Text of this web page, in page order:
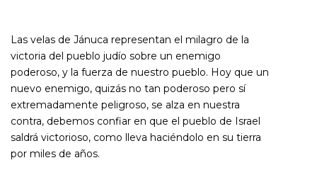
Las velas de Jánuca representan el milagro de la
victoria del pueblo judío sobre un enemigo
poderoso, y la fuerza de nuestro pueblo. Hoy que un
nuevo enemigo, quizás no tan poderoso pero sí
extremadamente peligroso, se alza en nuestra
contra, debemos confiar en que el pueblo de Israel
saldrá victorioso, como lleva haciéndolo en su tierra
por miles de años.